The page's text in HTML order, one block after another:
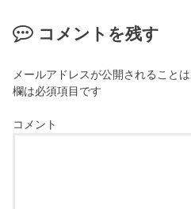
コメントを残す
メールアドレスが公開されることは
欄は必須項目です
コメント